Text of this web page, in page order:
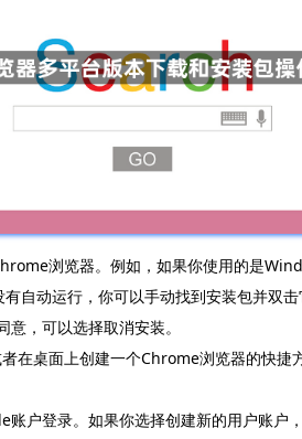
浏览器。例如，如果你使用的是
自动运行，你可以手动找到安装包并双击
，可以选择取消安装。
在桌面上创建一个Chrome浏览器的快捷方
户登录。如果你选择创建新的用户账户